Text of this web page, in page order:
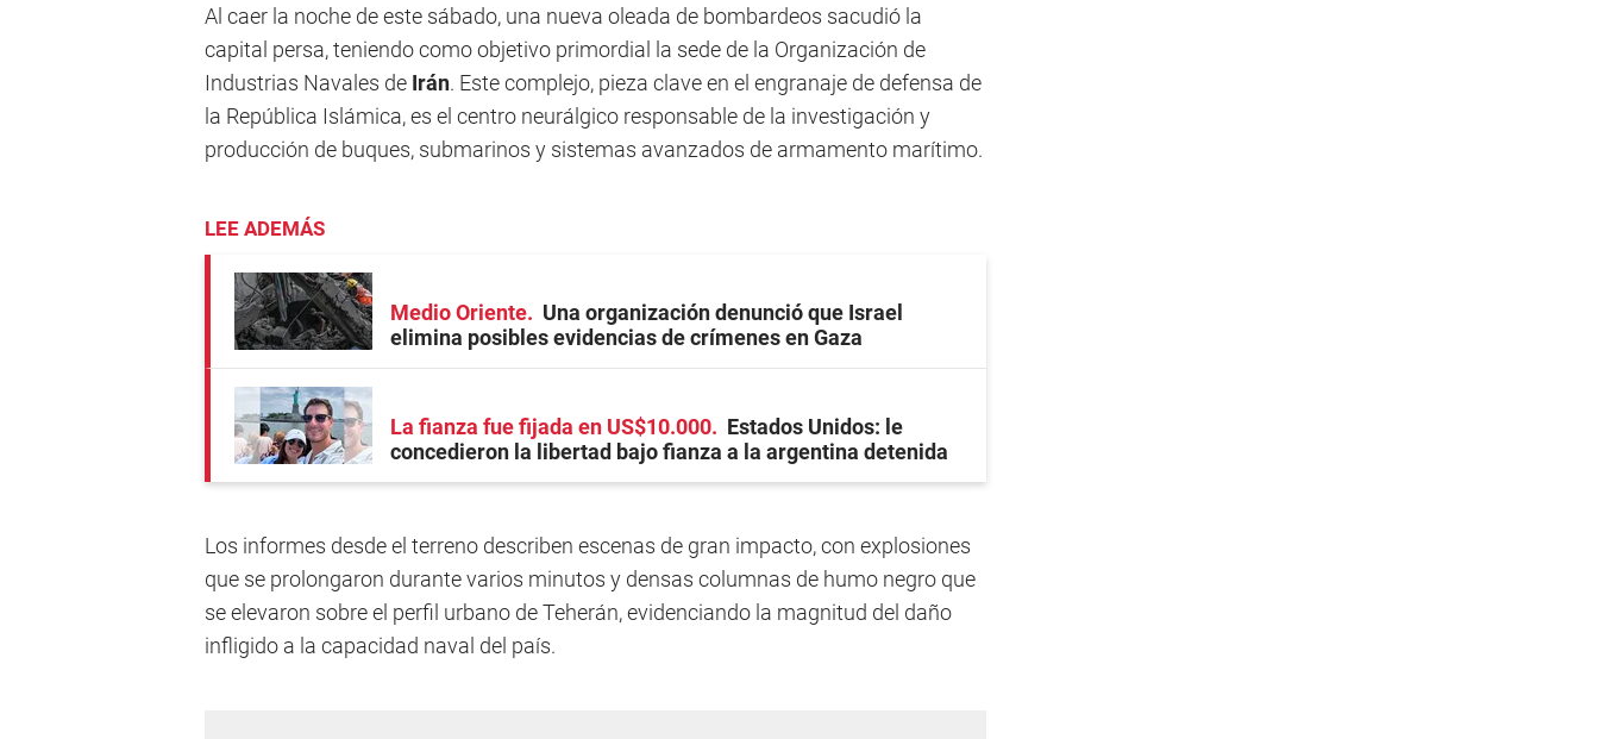
Al caer la noche de este sábado, una nueva oleada de bombardeos sacudió la
capital persa, teniendo como objetivo primordial la sede de la Organización de
Industrias Navales de Irán. Este complejo, pieza clave en el engranaje de defensa de
la República Islámica, es el centro neurálgico responsable de la investigación y
producción de buques, submarinos y sistemas avanzados de armamento marítimo.
LEE ADEMÁS
Medio Oriente
Una organización denunció que Israel
elimina posibles evidencias de crímenes en Gaza
La fianza fue fijada en US$10.000
Estados Unidos: le
concedieron la libertad bajo fianza a la argentina detenida
Los informes desde el terreno describen escenas de gran impacto, con explosiones
que se prolongaron durante varios minutos y densas columnas de humo negro que
se elevaron sobre el perfil urbano de Teherán, evidenciando la magnitud del daño
infligido a la capacidad naval del país.